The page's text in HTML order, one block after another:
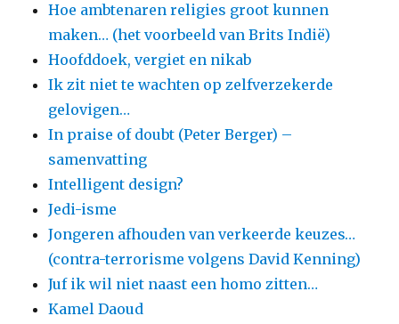
Hoe ambtenaren religies groot kunnen
maken… (het voorbeeld van Brits Indië)
Hoofddoek, vergiet en nikab
Ik zit niet te wachten op zelfverzekerde
gelovigen…
In praise of doubt (Peter Berger) –
samenvatting
Intelligent design?
Jedi-isme
Jongeren afhouden van verkeerde keuzes…
(contra-terrorisme volgens David Kenning)
Juf ik wil niet naast een homo zitten…
Kamel Daoud